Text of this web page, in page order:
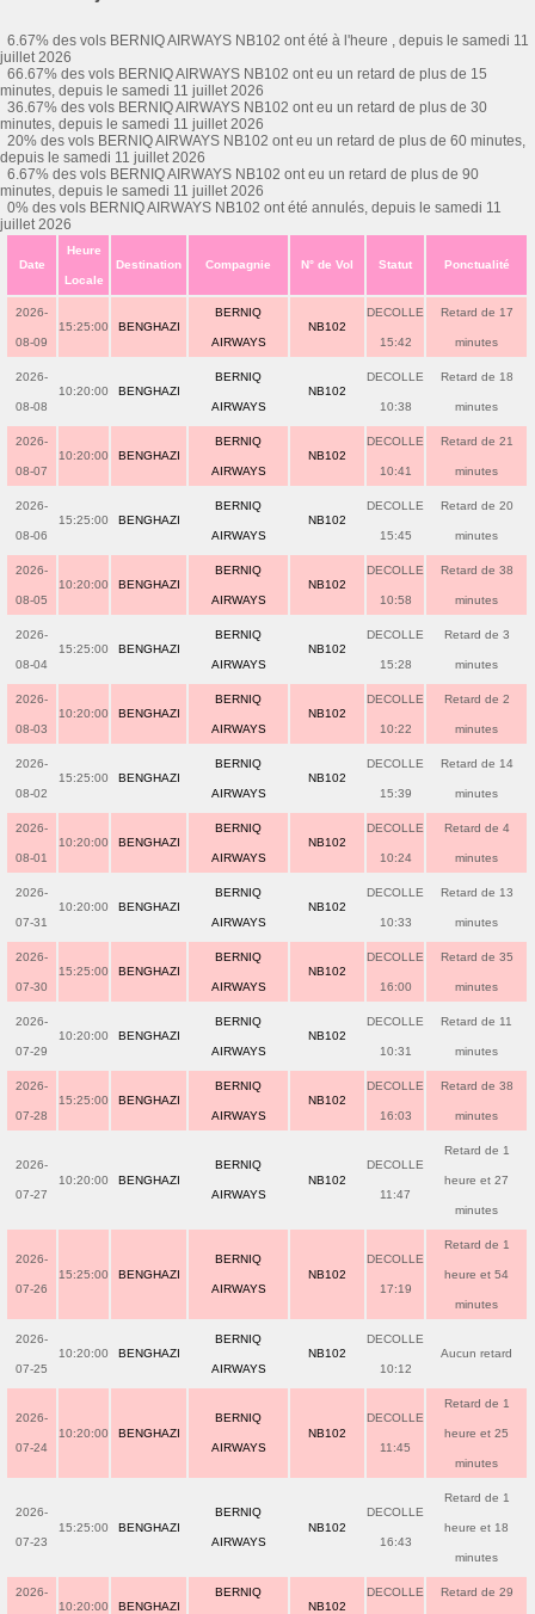
6.67% des vols BERNIQ AIRWAYS NB102 ont été à l'heure , depuis le samedi 11
juillet 2026
66.67% des vols BERNIQ AIRWAYS NB102 ont eu un retard de plus de 15
minutes, depuis le samedi 11 juillet 2026
36.67% des vols BERNIQ AIRWAYS NB102 ont eu un retard de plus de 30
minutes, depuis le samedi 11 juillet 2026
20% des vols BERNIQ AIRWAYS NB102 ont eu un retard de plus de 60 minutes,
depuis le samedi 11 juillet 2026
6.67% des vols BERNIQ AIRWAYS NB102 ont eu un retard de plus de 90
minutes, depuis le samedi 11 juillet 2026
0% des vols BERNIQ AIRWAYS NB102 ont été annulés, depuis le samedi 11
juillet 2026
Date
Heure
Locale
Destination Compagnie N° de Vol Statut Ponctualité
2026-
08-09
15:25:00 BENGHAZI
BERNIQ
AIRWAYS
NB102
DECOLLE
15:42
Retard de 17
minutes
2026-
08-08
10:20:00 BENGHAZI
BERNIQ
AIRWAYS
NB102
DECOLLE
10:38
Retard de 18
minutes
2026-
08-07
10:20:00 BENGHAZI
BERNIQ
AIRWAYS
NB102
DECOLLE
10:41
Retard de 21
minutes
2026-
08-06
15:25:00 BENGHAZI
BERNIQ
AIRWAYS
NB102
DECOLLE
15:45
Retard de 20
minutes
2026-
08-05
10:20:00 BENGHAZI
BERNIQ
AIRWAYS
NB102
DECOLLE
10:58
Retard de 38
minutes
2026-
08-04
15:25:00 BENGHAZI
BERNIQ
AIRWAYS
NB102
DECOLLE
15:28
Retard de 3
minutes
2026-
08-03
10:20:00 BENGHAZI
BERNIQ
AIRWAYS
NB102
DECOLLE
10:22
Retard de 2
minutes
2026-
08-02
15:25:00 BENGHAZI
BERNIQ
AIRWAYS
NB102
DECOLLE
15:39
Retard de 14
minutes
2026-
08-01
10:20:00 BENGHAZI
BERNIQ
AIRWAYS
NB102
DECOLLE
10:24
Retard de 4
minutes
2026-
07-31
10:20:00 BENGHAZI
BERNIQ
AIRWAYS
NB102
DECOLLE
10:33
Retard de 13
minutes
2026-
07-30
15:25:00 BENGHAZI
BERNIQ
AIRWAYS
NB102
DECOLLE
16:00
Retard de 35
minutes
2026-
07-29
10:20:00 BENGHAZI
BERNIQ
AIRWAYS
NB102
DECOLLE
10:31
Retard de 11
minutes
2026-
07-28
15:25:00 BENGHAZI
BERNIQ
AIRWAYS
NB102
DECOLLE
16:03
Retard de 38
minutes
2026-
07-27
10:20:00 BENGHAZI
BERNIQ
AIRWAYS
NB102
DECOLLE
11:47
Retard de 1
heure et 27
minutes
2026-
07-26
15:25:00 BENGHAZI
BERNIQ
AIRWAYS
NB102
DECOLLE
17:19
Retard de 1
heure et 54
minutes
2026-
07-25
10:20:00 BENGHAZI
BERNIQ
AIRWAYS
NB102
DECOLLE
10:12
Aucun retard
2026-
07-24
10:20:00 BENGHAZI
BERNIQ
AIRWAYS
NB102
DECOLLE
11:45
Retard de 1
heure et 25
minutes
2026-
07-23
15:25:00 BENGHAZI
BERNIQ
AIRWAYS
NB102
DECOLLE
16:43
Retard de 1
heure et 18
minutes
2026-
10:20:00 BENGHAZI
BERNIQ
NB102
DECOLLE Retard de 29